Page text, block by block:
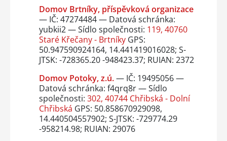
Domov Brtníky, příspěvková organizace
— IČ: 47274484 — Datová schránka:
yubkii2 — Sídlo společnosti: 119, 40760
Staré Křečany - BrtníkyGPS:
50.947590924164, 14.441419016028; S-
JTSK: -728365.20 -948423.37; RUIAN: 2372
Domov Potoky, z.ú.— IČ: 19495056 —
Datová schránka: f4qrq8r — Sídlo
společnosti: 302, 40744 Chřibská - Dolní
Chřibská GPS: 50.858670929098,
14.440504557902; S-JTSK: -729774.29
-958214.98; RUIAN: 29076